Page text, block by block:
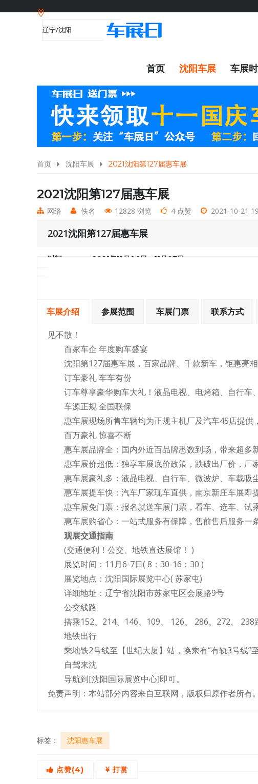
首页 沈阳车展 车展
首页 沈阳车展 2021沈阳第127届惠车展
2021沈阳第127届惠车展
网络 佚名 12828 浏览 4 点赞 2021-10-21
2021沈阳第127届惠车展
时间： 2021年11月06日 - 11月07日
车展介绍 参展范围 车展门票 联系方式
见不散！
百家车企 年度购车盛宴
沈阳第127届惠车展，百家品牌、千款新车，钜惠亮
订车豪礼 车车有份
订车尊享豪华购车大礼！液晶电视、电烤箱、自行车
车源正规 全国联保
惠车展现场所售车辆均为正规主机厂及汽车4S店提供
百万豪礼 惊喜不断
惠车展品牌全：国内外近百品牌悉数到场，带来超多
惠车展价超低：独享车展底价政策，跌破出厂价，厂
惠车展豪礼多：液晶电视、自行车、微波炉、车载吸
惠车展提车快：汽车厂家现车直供，南京新庄车展即提
惠车展免门票：报名就送车展门票，看车、选车、试
惠车展购省心：一站式服务有保障，售前售后服务一
观展交通指南
(交通便利！公交、地铁直达展馆！ )
展览时间：11月6-7日( 8：30-16：30 )
展览地点：沈阳国际展览中心( 苏家屯)
详细地址：辽宁省沈阳市苏家屯区会展路9号
公交线路
搭乘152、214、146、109、 126、 286、272、
地铁出行
乘地铁2号线至【世纪大厦】站，换乘有“有轨3号线”
自驾来沈
导航到[沈阳国际展览中心]即可。
免责声明：本站部分内容来自互联网，版权归原作者所有
标签： 沈阳惠车展
点赞(4) 打赏